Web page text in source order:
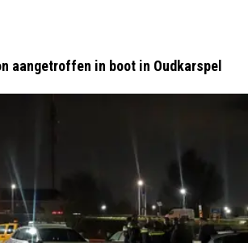
aangetroffen in boot in Oudkarspel